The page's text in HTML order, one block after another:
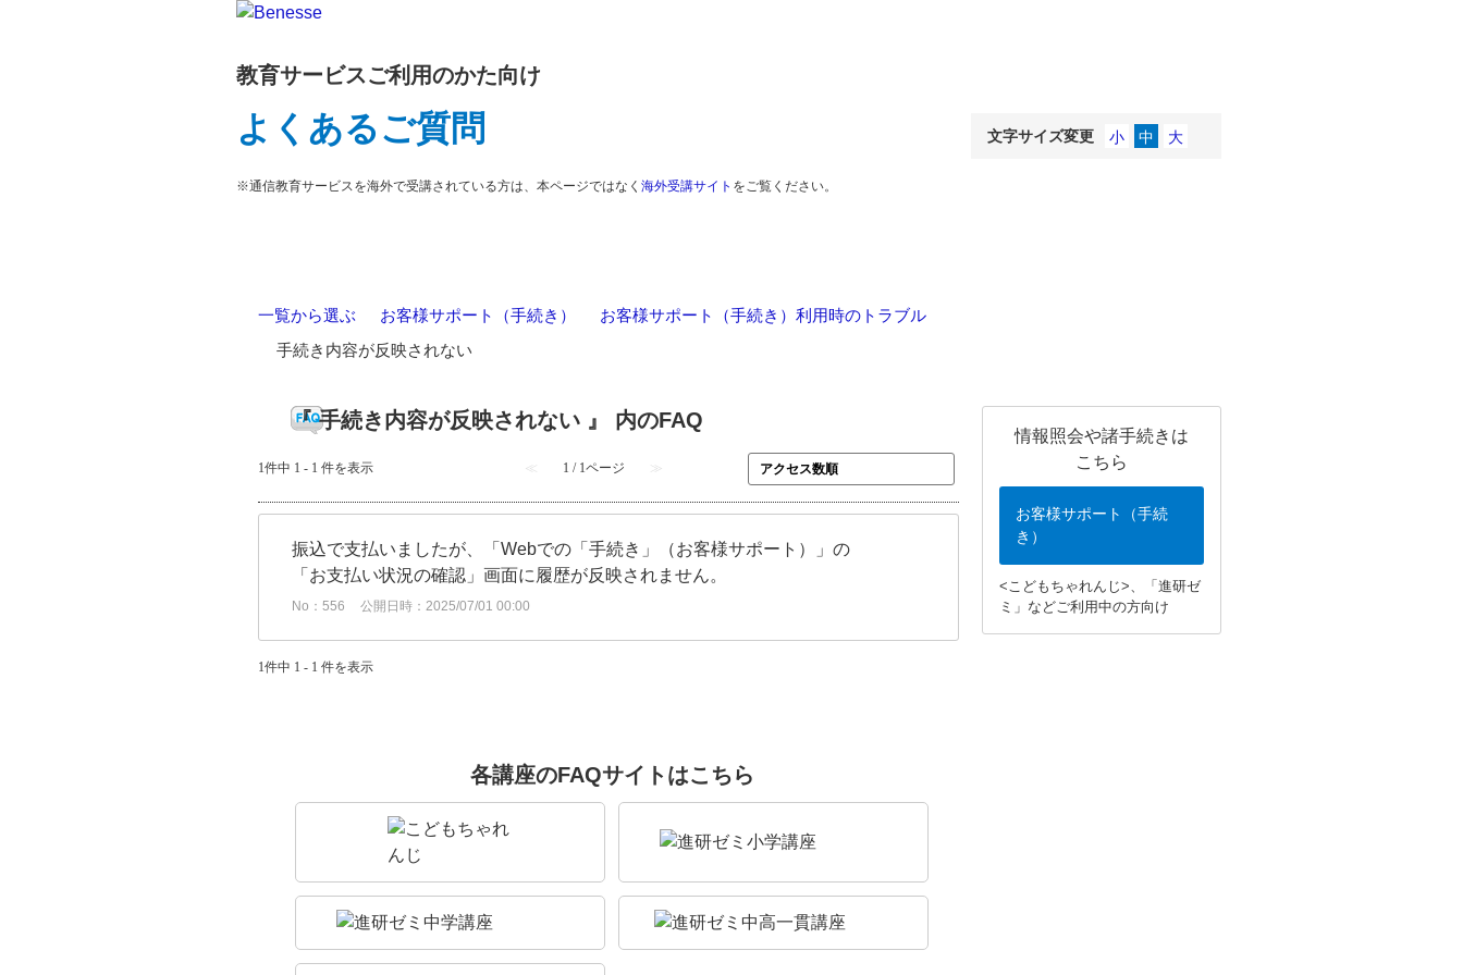
教育サービスご利用のかた向け
よくあるご質問
※通信教育サービスを海外で受講されている方は、本ページではなく 海外受講サイト をご覧ください。
文字サイズ変更
一覧から選ぶ お客様サポート（手続き）
お客様サポート（手続き）利用時のトラブル
手続き内容が反映されない
情報照会や諸手続きは
こちら
お客様サポート（手続
き）
<こどもちゃれんじ>、「進研ゼ
ミ」などご利用中の方向け
『 手続き内容が反映されない 』 内のFAQ
1件中 1 - 1 件を表示 ≪ 1 / 1ページ ≫
振込で支払いましたが、「Webでの「手続き」（お客様サポート）」の
「お支払い状況の確認」画面に履歴が反映されません。
No：556 公開日時：2025/07/01 00:00
1件中 1 - 1 件を表示
各講座のFAQサイトはこちら